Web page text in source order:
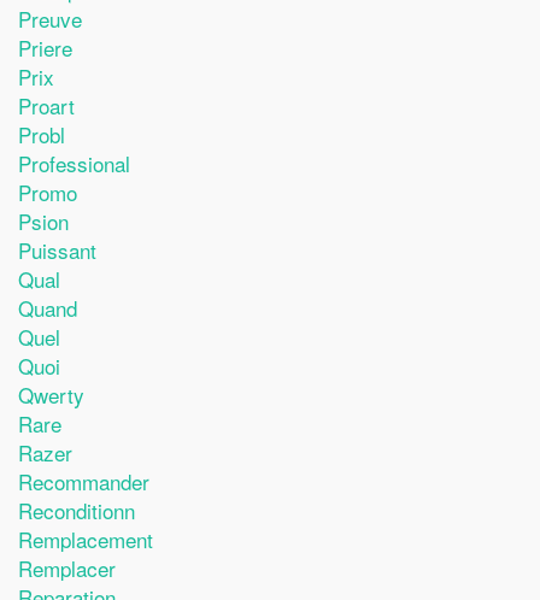
Preuve
Priere
Prix
Proart
Probl
Professional
Promo
Psion
Puissant
Qual
Quand
Quel
Quoi
Qwerty
Rare
Razer
Recommander
Reconditionn
Remplacement
Remplacer